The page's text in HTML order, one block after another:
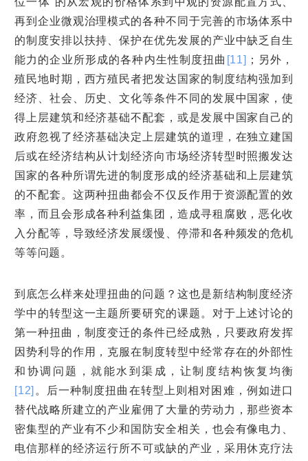
再到企业微观治理模式的各种不同于完善的市场体系中
的制度安排以扶持、保护在优先发展的产业中缺乏自生
能力的企业所形成的各种内生性制度扭曲 [11] ；另外，
殖民地时期，西方殖民者把发达国家的制度结构强加到
经济、社会、历史、文化等条件不同的发展中国家，使
得上层建筑和经济基础不配套，或是发展中国家自己的
政府忽视了经济基础决定上层建筑的道理，在独立建国
后或在经济结构从计划经济向市场经济转型时照搬发达
国家的各种所谓先进的制度形成的经济基础和上层建筑
的不配套。这两种扭曲都会不仅反作用于资源配置的效
率，而且会形成各种利益集团，造成寻租腐败，恶化收
入分配等，导致经济发展缓慢、停滞和各种频发的危机
等等问题。
到底怎么样来处理扭曲的问题？这也是新结构制度经济
学中的转型这一主题所要研究的课题。对于上述讨论的
第一种扭曲，制度变迁的条件已经成熟，只要政府发挥
因势利导的作用，克服在制度转型中经常存在的外部性
和协调问题，就能水到渠成，让制度结构恢复均衡
[12] 。后一种制度扭曲在转型上则相对困难，例如进口
替代战略所建立的产业雇佣了大量的劳动力，那些资本
密集型的产业有不少和国防安全相关，也会有像电力、
电信那样的经济运行所不可或缺的产业，采用休克疗法